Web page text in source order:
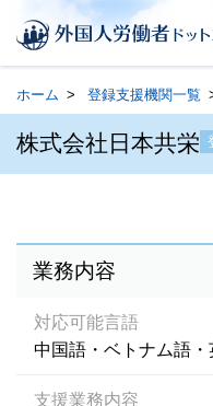
ホーム 登録支援機関一覧
株式会社日本共栄
業務内容
対応可能言語
中国語・ベトナム語・
支援業務内容